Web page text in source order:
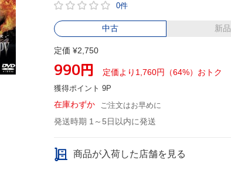
0件
中古 新品
定価 ¥2,750
990円 定価より1,760円（64%）おトク
獲得ポイント 9P
在庫わずか ご注文はお早めに
発送時期 1～5日以内に発送
商品が入荷した店舗を見る